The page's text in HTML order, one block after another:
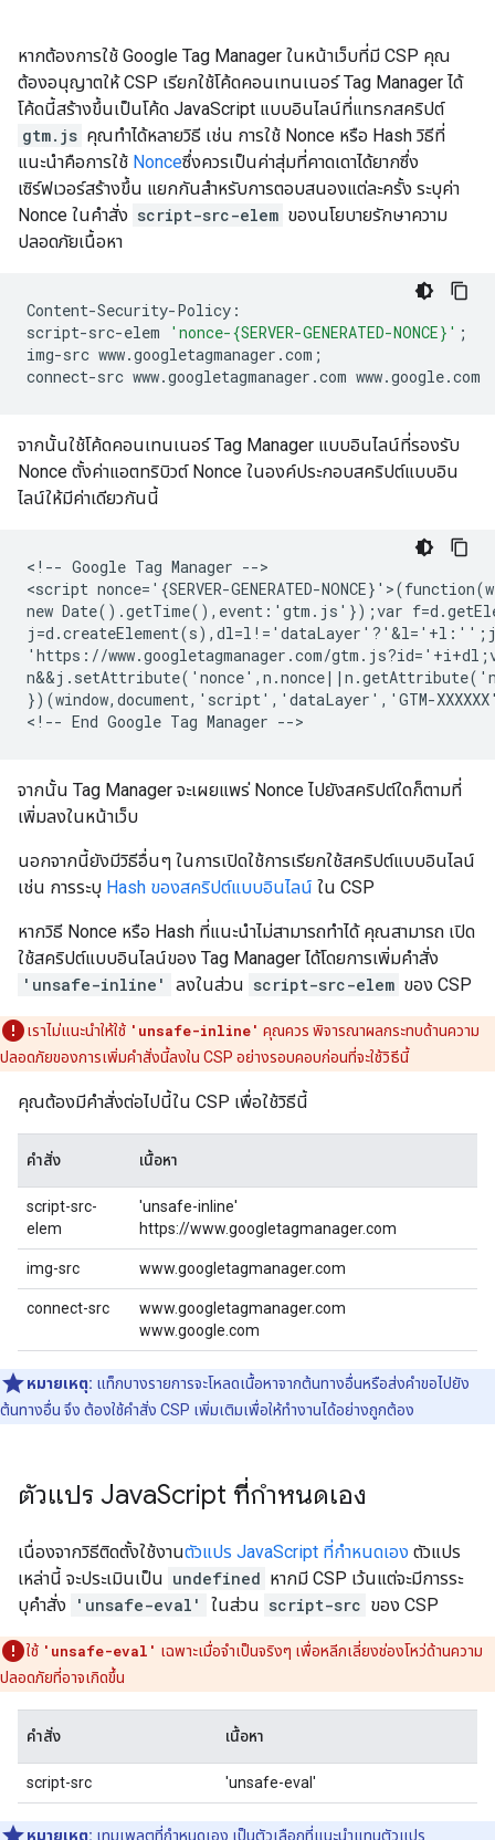
หากต้องการใช้ Google Tag Manager ในหน้าเว็บที่มี CSP คุณ
ต้องอนุญาตให้ CSP เรียกใช้โค้ดคอนเทนเนอร์ Tag Manager ได้
โค้ดนี้สร้างขึ้นเป็นโค้ด JavaScript แบบอินไลน์ที่แทรกสคริปต์
gtm.js คุณทำได้หลายวิธี เช่น การใช้ Nonce หรือ Hash วิธีที่
แนะนำคือการใช้ Nonceซึ่งควรเป็นค่าสุ่มที่คาดเดาได้ยากซึ่ง
เซิร์ฟเวอร์สร้างขึ้น แยกกันสำหรับการตอบสนองแต่ละครั้ง ระบุค่า
Nonce ในคําสั่ง script-src-elem ของนโยบายรักษาความ
ปลอดภัยเนื้อหา
Content-Security-Policy :
script-src-elem 'nonce-{SERVER-GENERATED-NONCE}' ;
img-src www.googletagmanager .com ;
connect-src www.googletagmanager .com www.google.com
จากนั้นใช้โค้ดคอนเทนเนอร์ Tag Manager แบบอินไลน์ที่รองรับ
Nonce ตั้งค่าแอตทริบิวต์ Nonce ในองค์ประกอบสคริปต์แบบอิน
ไลน์ให้มีค่าเดียวกันนี้
<!-- Google Tag Manager -->
<script nonce='{SERVER-GENERATED-
new Date().getTime(),event:'gtm.js'});var
'https://www.googletagmanager.com/
})(window,document,'script','dataLayer','GTM-
จากนั้น Tag Manager จะเผยแพร่ Nonce ไปยังสคริปต์ใดก็ตามที่
เพิ่มลงในหน้าเว็บ
นอกจากนี้ยังมีวิธีอื่นๆ ในการเปิดใช้การเรียกใช้สคริปต์แบบอินไลน์
เช่น การระบุ Hash ของสคริปต์แบบอินไลน์ ใน CSP
หากวิธี Nonce หรือ Hash ที่แนะนำไม่สามารถทำได้ คุณสามารถ เปิด
ใช้สคริปต์แบบอินไลน์ของ Tag Manager ได้โดยการเพิ่มคําสั่ง
'unsafe-inline'
ลงในส่วน script-src-elem ของ CSP
เราไม่แนะนำให้ใช้ 'unsafe-inline' คุณควร พิจารณาผลกระทบด้านความ
ปลอดภัยของการเพิ่มคําสั่งนี้ลงใน CSP อย่างรอบคอบก่อนที่จะใช้วิธีนี้
คุณต้องมีคําสั่งต่อไปนี้ใน CSP เพื่อใช้วิธีนี้
คำสั่ง เนื้อหา
script-src-
elem
'unsafe-inline'
https://www.googletagmanager.com
img-src www.googletagmanager.com
connect-src
www.googletagmanager.com
www.google.com
หมายเหตุ: แท็กบางรายการจะโหลดเนื้อหาจากต้นทางอื่นหรือส่งคำขอไปยัง
ต้นทางอื่น จึง ต้องใช้คําสั่ง CSP เพิ่มเติมเพื่อให้ทำงานได้อย่างถูกต้อง
ตัวแปร JavaScript ที่กำหนดเอง
เนื่องจากวิธีติดตั้งใช้งานตัวแปร JavaScript ที่กำหนดเอง ตัวแปร
เหล่านี้ จะประเมินเป็น undefined หากมี CSP เว้นแต่จะมีการระ
บุคําสั่ง
'unsafe-eval' ในส่วน script-src ของ CSP
ใช้ 'unsafe-eval' เฉพาะเมื่อจำเป็นจริงๆ เพื่อหลีกเลี่ยงช่องโหว่ด้านความ
ปลอดภัยที่อาจเกิดขึ้น
คำสั่ง เนื้อหา
script-src 'unsafe-eval'
หมายเหตุ: เทมเพลตที่กำหนดเอง เป็นตัวเลือกที่แนะนำแทนตัวแปร